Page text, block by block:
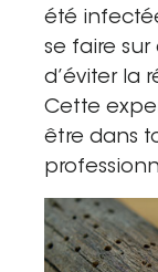
été
se faire sur
d’éviter la
Cette
être dans